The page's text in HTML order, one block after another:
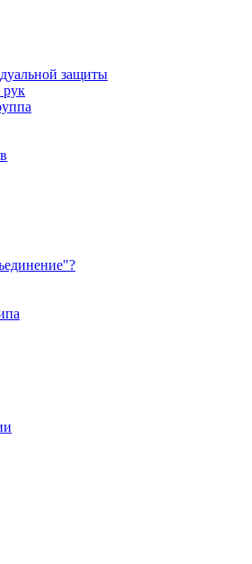
защиты
рук